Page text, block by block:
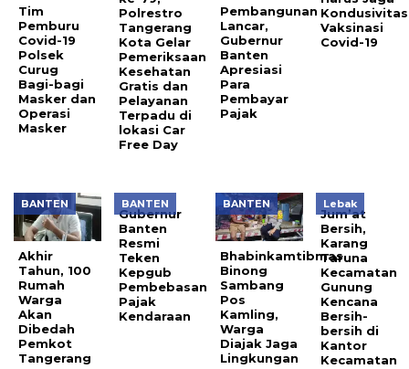
Tim
Pemburu
Covid-19
Polsek
Curug
Bagi-bagi
Masker dan
Operasi
Masker
Polrestro
Tangerang
Kota Gelar
Pemeriksaan
Kesehatan
Gratis dan
Pelayanan
Terpadu di
lokasi Car
Free Day
Pembangunan
Lancar,
Gubernur
Banten
Apresiasi
Para
Pembayar
Pajak
Kondusivitas
Vaksinasi
Covid-19
BANTEN
Akhir
Tahun, 100
Rumah
Warga
Akan
Dibedah
Pemkot
Tangerang
BANTEN
Gubernur
Banten
Resmi
Teken
Kepgub
Pembebasan
Pajak
Kendaraan
BANTEN
Bhabinkamtibmas
Binong
Sambang
Pos
Kamling,
Warga
Diajak Jaga
Lingkungan
Lebak
Jum’at
Bersih,
Karang
Taruna
Kecamatan
Gunung
Kencana
Bersih-
bersih di
Kantor
Kecamatan